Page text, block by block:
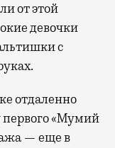
от этой
девочки
с
отдаленно
«Мумий
— еще в